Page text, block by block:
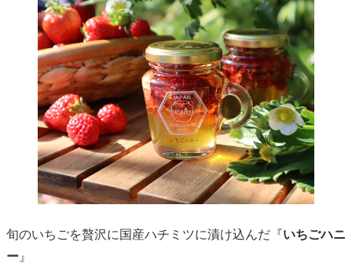
旬のいちごを贅沢に国産ハチミツに漬け込んだ『いちごハニ
ー 』